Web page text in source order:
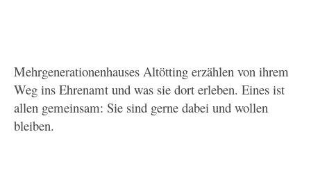
Mehrgenerationenhauses Altötting erzählen von ihrem
Weg ins Ehrenamt und was sie dort erleben. Eines ist
allen gemeinsam: Sie sind gerne dabei und wollen
bleiben.